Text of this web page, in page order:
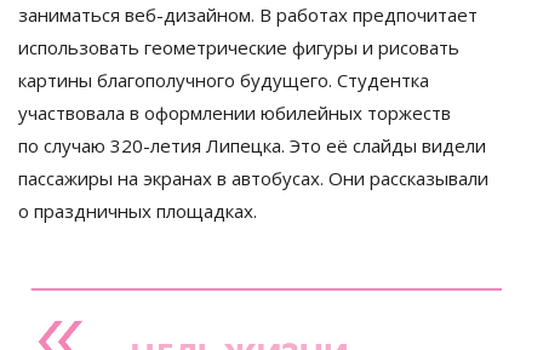
заниматься веб-дизайном. В работах предпочитает
использовать геометрические фигуры и рисовать
картины благополучного будущего. Студентка
участвовала в оформлении юбилейных торжеств
по случаю 320-летия Липецка. Это её слайды видели
пассажиры на экранах в автобусах. Они рассказывали
о праздничных площадках.